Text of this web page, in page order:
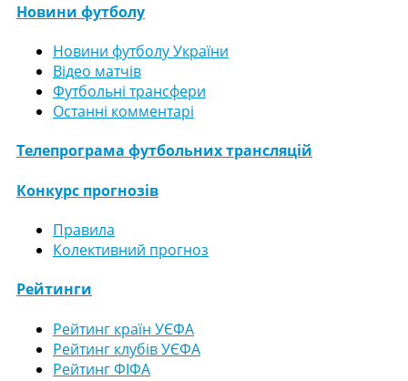
Новини футболу
Новини футболу України
Відео матчів
Футбольні трансфери
Останні комментарі
Телепрограма футбольних трансляцій
Конкурс прогнозів
Правила
Колективний прогноз
Рейтинги
Рейтинг країн УЄФА
Рейтинг клубів УЄФА
Рейтинг ФІФА